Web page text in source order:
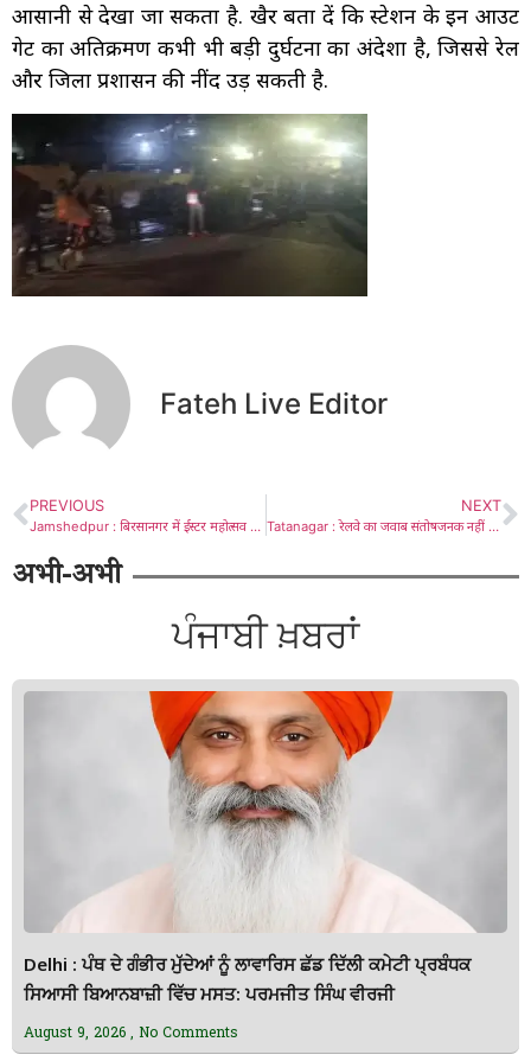
आसानी से देखा जा सकता है. खैर बता दें कि स्टेशन के इन आउट
गेट का अतिक्रमण कभी भी बड़ी दुर्घटना का अंदेशा है, जिससे रेल
और जिला प्रशासन की नींद उड़ सकती है.
Fateh Live Editor
PREVIOUS
Jamshedpur : बिरसानगर में ईस्टर महोत्सव आयोजित, बराक टीम ने यीशु मसीह की अराधना में भक्तों को किया लीन
NEXT
Tatanagar : रेलवे का जवाब संतोषजनक नहीं : अजय कुमार, धरना बुधवार को तय
अभी-अभी
ਪੰਜਾਬੀ ਖ਼ਬਰਾਂ
Delhi : ਪੰਥ ਦੇ ਗੰਭੀਰ ਮੁੱਦੇਆਂ ਨੂੰ ਲਾਵਾਰਿਸ ਛੱਡ ਦਿੱਲੀ ਕਮੇਟੀ ਪ੍ਰਬੰਧਕ
ਸਿਆਸੀ ਬਿਆਨਬਾਜ਼ੀ ਵਿੱਚ ਮਸਤ: ਪਰਮਜੀਤ ਸਿੰਘ ਵੀਰਜੀ
August 9, 2026 No Comments